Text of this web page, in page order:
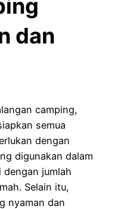
dan
camping,
semua
dengan
digunakan dalam
jumlah
Selain itu,
nyaman dan